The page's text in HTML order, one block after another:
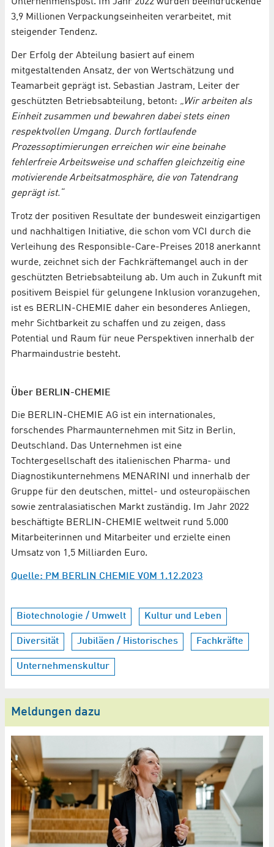
3,9 Millionen Verpackungseinheiten verarbeitet, mit
steigender Tendenz.
Der Erfolg der Abteilung basiert auf einem
mitgestaltenden Ansatz, der von Wertschätzung und
Teamarbeit geprägt ist. Sebastian Jastram, Leiter der
geschützten Betriebsabteilung, betont: „Wir arbeiten als
Einheit zusammen und bewahren dabei stets einen
respektvollen Umgang. Durch fortlaufende
Prozessoptimierungen erreichen wir eine beinahe
fehlerfreie Arbeitsweise und schaffen gleichzeitig eine
motivierende Arbeitsatmosphäre, die von Tatendrang
geprägt ist.“
Trotz der positiven Resultate der bundesweit einzigartigen
und nachhaltigen Initiative, die schon vom VCI durch die
Verleihung des Responsible-Care-Preises 2018 anerkannt
wurde, zeichnet sich der Fachkräftemangel auch in der
geschützten Betriebsabteilung ab. Um auch in Zukunft mit
positivem Beispiel für gelungene Inklusion voranzugehen,
ist es BERLIN-CHEMIE daher ein besonderes Anliegen,
mehr Sichtbarkeit zu schaffen und zu zeigen, dass
Potential und Raum für neue Perspektiven innerhalb der
Pharmaindustrie besteht.
Über BERLIN-CHEMIE
Die BERLIN-CHEMIE AG ist ein internationales,
forschendes Pharmaunternehmen mit Sitz in Berlin,
Deutschland. Das Unternehmen ist eine
Tochtergesellschaft des italienischen Pharma- und
Diagnostikunternehmens MENARINI und innerhalb der
Gruppe für den deutschen, mittel- und osteuropäischen
sowie zentralasiatischen Markt zuständig. Im Jahr 2022
beschäftigte BERLIN-CHEMIE weltweit rund 5.000
Mitarbeiterinnen und Mitarbeiter und erzielte einen
Umsatz von 1,5 Milliarden Euro.
Quelle: PM BERLIN CHEMIE VOM 1.12.2023
Biotechnologie / Umwelt Kultur und Leben
Diversität Jubiläen / Historisches Fachkräfte
Unternehmenskultur
Meldungen dazu